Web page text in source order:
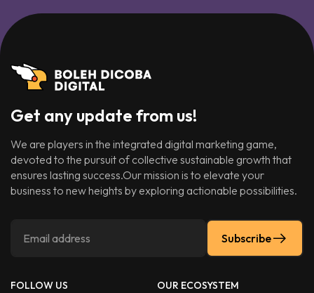
Get any update from us!
We are players in the integrated digital marketing game,
devoted to the pursuit of collective sustainable growth that
ensures lasting success.Our mission is to elevate your
business to new heights by exploring actionable possibilities.
Subscribe
FOLLOW US OUR ECOSYSTEM